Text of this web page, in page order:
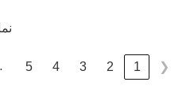
نمایش 1
❮
1
2
3
4
5